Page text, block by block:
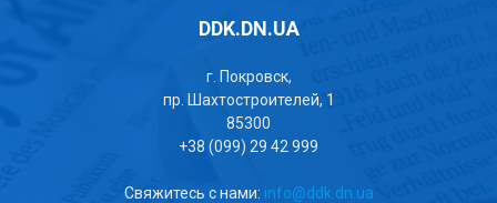
DDK.DN.UA
г. Покровск,
пр. Шахтостроителей, 1
85300
+38 (099) 29 42 999
Свяжитесь с нами: info@ddk.dn.ua